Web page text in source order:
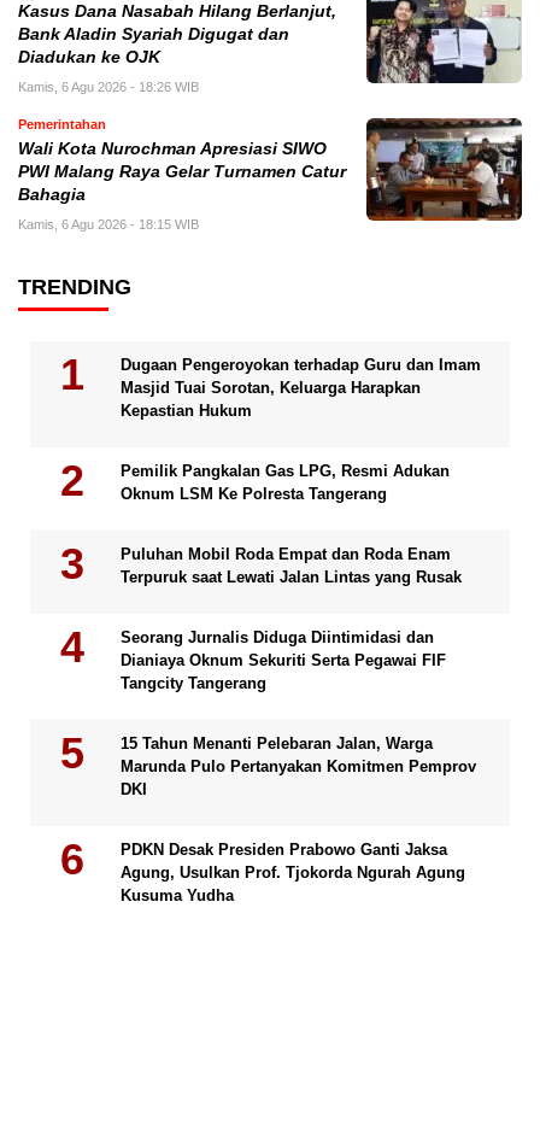
Kasus Dana Nasabah Hilang Berlanjut,
Bank Aladin Syariah Digugat dan
Diadukan ke OJK
Kamis, 6 Agu 2026 - 18:26 WIB
Pemerintahan
Wali Kota Nurochman Apresiasi SIWO
PWI Malang Raya Gelar Turnamen Catur
Bahagia
Kamis, 6 Agu 2026 - 18:15 WIB
TRENDING
Dugaan Pengeroyokan terhadap Guru dan Imam
Masjid Tuai Sorotan, Keluarga Harapkan
Kepastian Hukum
Pemilik Pangkalan Gas LPG, Resmi Adukan
Oknum LSM Ke Polresta Tangerang
Puluhan Mobil Roda Empat dan Roda Enam
Terpuruk saat Lewati Jalan Lintas yang Rusak
Seorang Jurnalis Diduga Diintimidasi dan
Dianiaya Oknum Sekuriti Serta Pegawai FIF
Tangcity Tangerang
15 Tahun Menanti Pelebaran Jalan, Warga
Marunda Pulo Pertanyakan Komitmen Pemprov
DKI
PDKN Desak Presiden Prabowo Ganti Jaksa
Agung, Usulkan Prof. Tjokorda Ngurah Agung
Kusuma Yudha